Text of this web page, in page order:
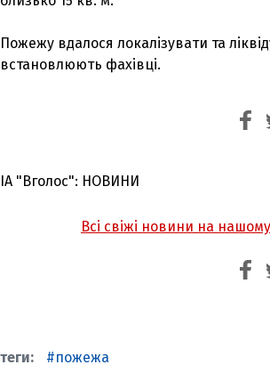
Пожежу вдалося локалізувати та
встановлюють фахівці.
ІА "Вголос": НОВИНИ
Всі свіжі новини на
пожежа